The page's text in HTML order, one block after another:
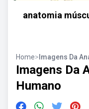
anatomia
Home> Imagens Da
Imagens Da
Humano